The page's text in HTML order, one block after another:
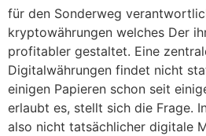
für den Sonderweg
kryptowährungen welches Der
profitabler gestaltet. Eine
Digitalwährungen findet nicht
einigen Papieren schon seit
erlaubt es, stellt sich die Frage.
also nicht tatsächlicher digitale